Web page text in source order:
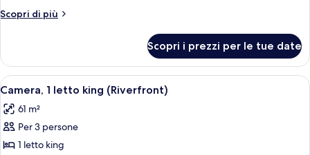
Scopri di più
Altri
Premier
(River)
Scopri i prezzi per le tue date
Apri
tutte
le
foto
per
Camera d'albergo con un letto
6
Camera, 1 letto king (Riverfront)
61 m²
Per 3 persone
1 letto king